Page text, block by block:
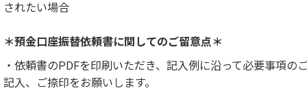
されたい場合
＊預金口座振替依頼書に関してのご留意点＊
・依頼書のPDFを印刷いただき、記入例に沿って必要事項の
記入、ご捺印をお願いします。